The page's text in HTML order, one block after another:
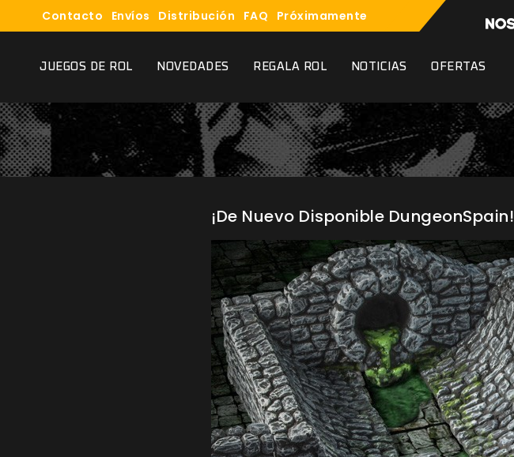
Contacto Envíos Distribución FAQ Próximamente
JUEGOS DE ROL NOVEDADES REGALA ROL NOTICIAS OFERTAS
¡De Nuevo Disponible DungeonSpain!